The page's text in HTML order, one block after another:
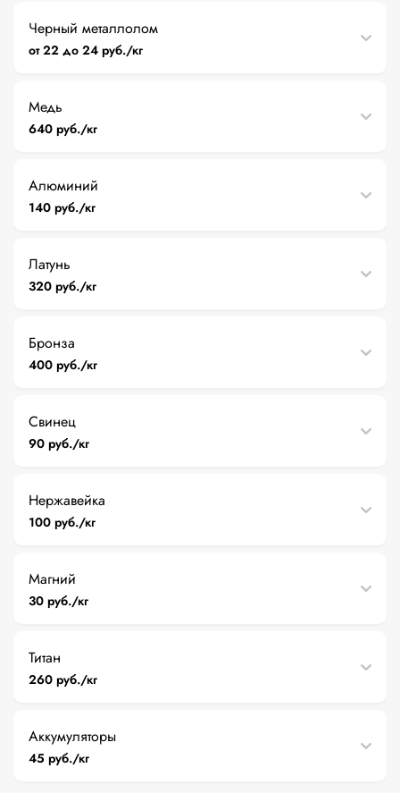
Черный металлолом
от 22 до 24 руб./кг
Медь
640 руб./кг
Алюминий
140 руб./кг
Латунь
320 руб./кг
Бронза
400 руб./кг
Свинец
90 руб./кг
Нержавейка
100 руб./кг
Магний
30 руб./кг
Титан
260 руб./кг
Аккумуляторы
45 руб./кг